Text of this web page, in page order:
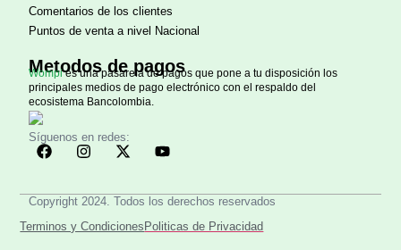
Comentarios de los clientes
Puntos de venta a nivel Nacional
Metodos de pagos
Wompies una pasarela de pagos que pone a tu disposición los
principales medios de pago electrónico con el respaldo del
ecosistema Bancolombia.
Síguenos en redes:
Copyright 2024. Todos los derechos reservados
Terminos y CondicionesPoliticas de Privacidad